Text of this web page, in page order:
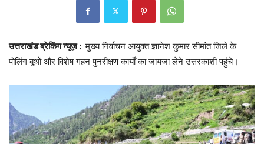
उत्तराखंड ब्रेकिंग न्यूज़ : मुख्य निर्वाचन आयुक्त ज्ञानेश कुमार सीमांत जिले के
पोलिंग बूथों और विशेष गहन पुनरीक्षण कार्यों का जायजा लेने उत्तरकाशी पहुंचे।